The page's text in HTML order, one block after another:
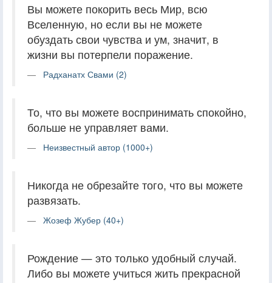
Вы можете покорить весь Мир, всю
Вселенную, но если вы не можете
обуздать свои чувства и ум, значит, в
жизни вы потерпели поражение.
Радханатх Свами (2)
То, что вы можете воспринимать спокойно,
больше не управляет вами.
Неизвестный автор (1000+)
Никогда не обрезайте того, что вы можете
развязать.
Жозеф Жубер (40+)
Рождение — это только удобный случай.
Либо вы можете учиться жить прекрасной